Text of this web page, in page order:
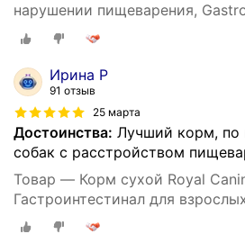
нарушении пищеварения,
Ирина Р
91 отзыв
25 марта
Достоинства: Лучший корм, по
собак с расстройством
Товар — Корм сухой Royal
Гастроинтестинал для
расстройствах пищеварения, 15